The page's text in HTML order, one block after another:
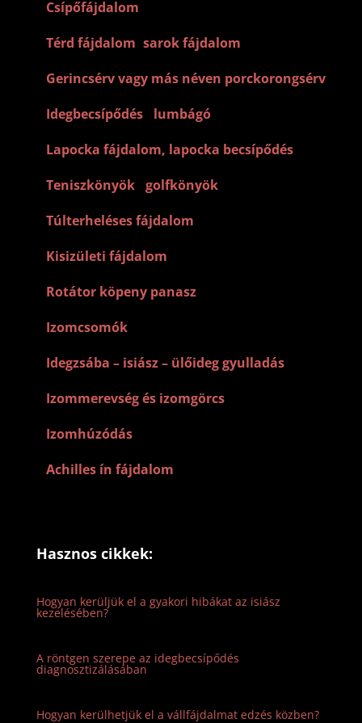
Csípőfájdalom
Térd fájdalom sarok fájdalom
Gerincsérv vagy más néven porckorongsérv
Idegbecsípődés, lumbágó
Lapocka fájdalom, lapocka becsípődés
Teniszkönyök, golfkönyök
Túlterheléses fájdalom
Kisizületi fájdalom
Rotátor köpeny panasz
Izomcsomók
Idegzsába – isiász – ülőideg gyulladás
Izommerevség és izomgörcs
Izomhúzódás
Achilles ín fájdalom
Hasznos cikkek:
Hogyan kerüljük el a gyakori hibákat az isiász
kezelésében?
A röntgen szerepe az idegbecsípődés
diagnosztizálásában
Hogyan kerülhetjük el a vállfájdalmat edzés közben?